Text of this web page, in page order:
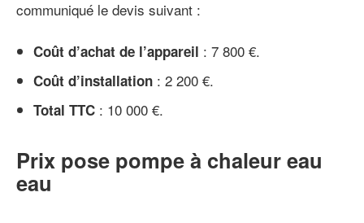
communiqué le devis suivant :
Coût d’achat de l’appareil : 7 800 €.
Coût d’installation : 2 200 €.
Total TTC : 10 000 €.
Prix pose pompe à chaleur eau
eau